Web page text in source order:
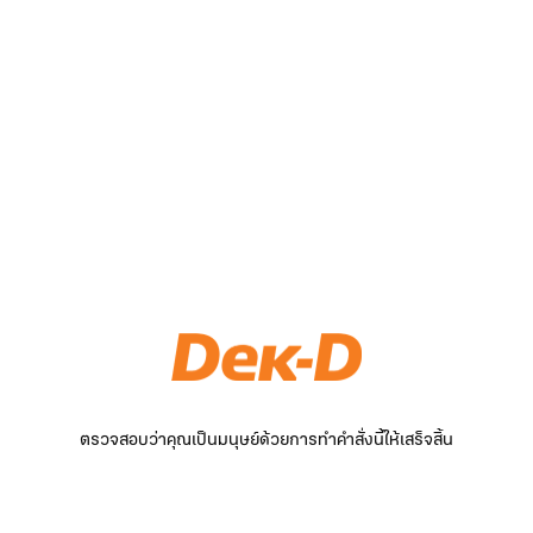
ตรวจสอบว่าคุณเป็นมนุษย์ด้วยการทำคำสั่งนี้ให้เสร็จสิ้น